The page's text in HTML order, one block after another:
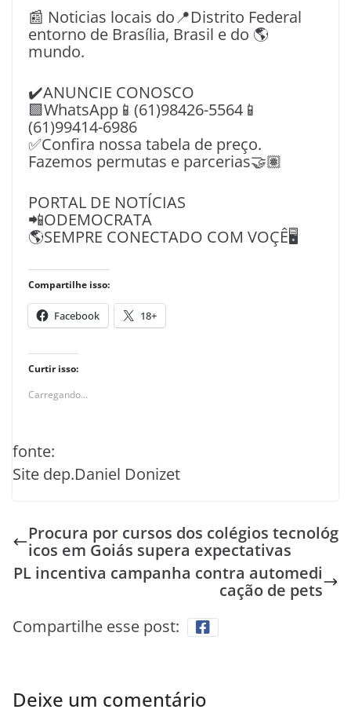
📰 Noticias locais do📍Distrito Federal
entorno de Brasília, Brasil e do 🌎
mundo.
✔️ANUNCIE CONOSCO
🟩WhatsApp📱(61)98426-5564📱
(61)99414-6986
✅Confira nossa tabela de preço.
Fazemos permutas e parcerias🤝🏽
PORTAL DE NOTÍCIAS
📲ODEMOCRATA
🌎SEMPRE CONECTADO COM VOÇÊ🖥️
Compartilhe isso:
Facebook 18+
Curtir isso:
Carregando...
fonte:
Site dep.Daniel Donizet
Procura por cursos dos colégios tecnológ
icos em Goiás supera expectativas
PL incentiva campanha contra automedi
cação de pets
Compartilhe esse post:
Deixe um comentário